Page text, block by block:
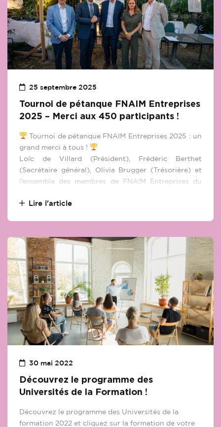
25 septembre 2025
Tournoi de pétanque FNAIM Entreprises
2025 – Merci aux 450 participants !
Tournoi de pétanque FNAIM Entreprises 2025 : un
grand merci à tous !
Loïc de Villard (Président), Frédéric Berthet
(Secrétaire général), Olivia Brugger (Trésorière) et
l’ensemble des membres de FNAIM Entreprises du
remerciements aux 450 participants, partenaires et
esprit d’équipe et votre bonne humeur, la soirée a été
placée sous le signe de la convivialité et du partage.
Lire l'article
30 mai 2022
Découvrez le programme des
Universités de la Formation !
Découvrez le programme des Universités de la
formation 2022 et cliquez sur la formation de votre